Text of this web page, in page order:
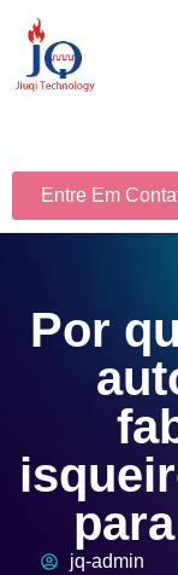
Entre Em
Por
jq-admin